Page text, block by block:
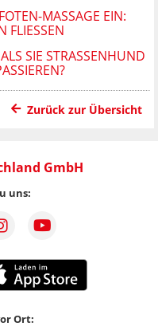
MASSAGE EIN:
SIE STRASSENHUND S
Zurück zur Übersicht
GmbH
uns:
Ort: